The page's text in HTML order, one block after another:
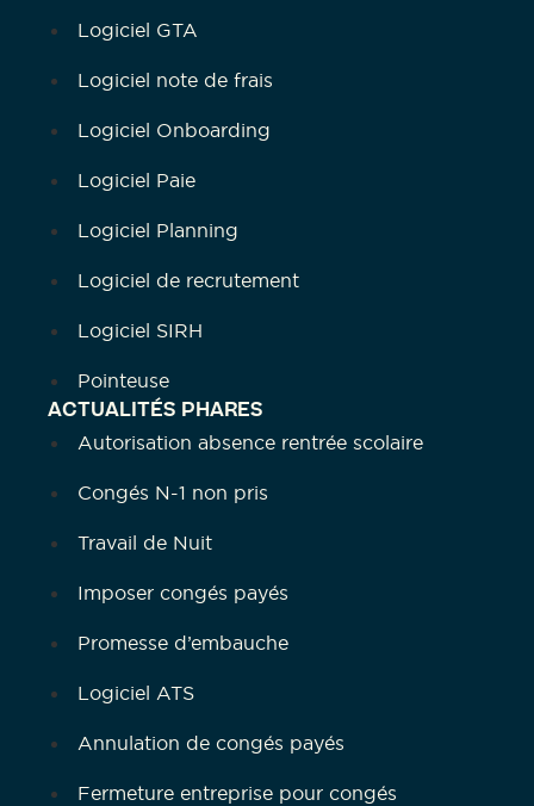
Logiciel GTA
Logiciel note de frais
Logiciel Onboarding
Logiciel Paie
Logiciel Planning
Logiciel de recrutement
Logiciel SIRH
Pointeuse
ACTUALITÉS PHARES
Autorisation absence rentrée scolaire
Congés N-1 non pris
Travail de Nuit
Imposer congés payés
Promesse d’embauche
Logiciel ATS
Annulation de congés payés
Fermeture entreprise pour congés